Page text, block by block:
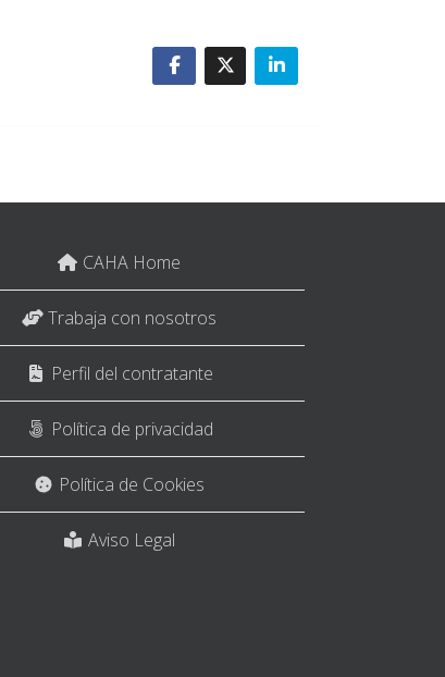
CAHA Home
Trabaja con nosotros
Perfil del contratante
Política de privacidad
Política de Cookies
Aviso Legal